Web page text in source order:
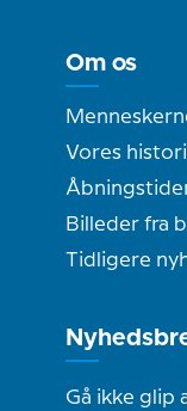
Om os
Vores
Billeder fra
Tidligere
Gå ikke glip